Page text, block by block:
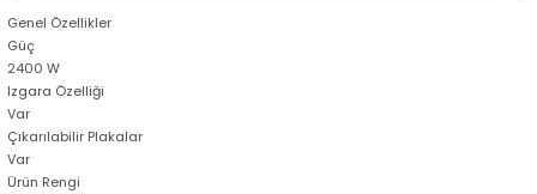
Genel Özellikler
Güç
2400 W
Izgara Özelliği
Var
Çıkarılabilir Plakalar
Var
Ürün Rengi